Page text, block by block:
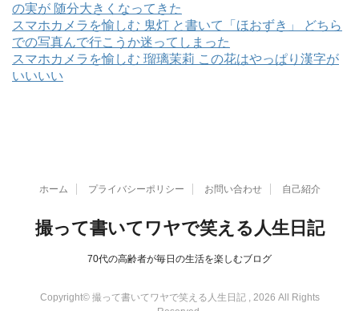
の実が 随分大きくなってきた
スマホカメラを愉しむ 鬼灯 と書いて「ほおずき」 どちら
での写真んで行こうか迷ってしまった
スマホカメラを愉しむ 瑠璃茉莉 この花はやっぱり漢字が
いいいい
ホーム プライバシーポリシー お問い合わせ 自己紹介
撮って書いてワヤで笑える人生日記
70代の高齢者が毎日の生活を楽しむブログ
Copyright© 撮って書いてワヤで笑える人生日記 , 2026 All Rights